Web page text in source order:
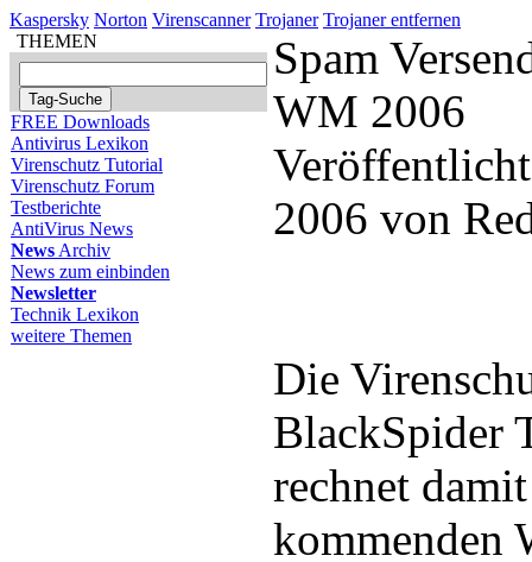
Kaspersky Norton Virenscanner Trojaner Trojaner entfernen
THEMEN
FREE Downloads
Antivirus Lexikon
Virenschutz Tutorial
Virenschutz Forum
Testberichte
AntiVirus News
News Archiv
News zum einbinden
Newsletter
Technik Lexikon
weitere Themen
Spam
WM 2006
2006 von
Die
BlackSpider
rechnet
kommenden